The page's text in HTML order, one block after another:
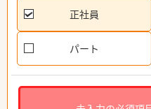
正社員
パート